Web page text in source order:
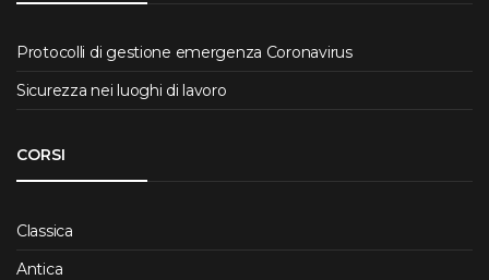
Protocolli di gestione emergenza Coronavirus
Sicurezza nei luoghi di lavoro
CORSI
Classica
Antica